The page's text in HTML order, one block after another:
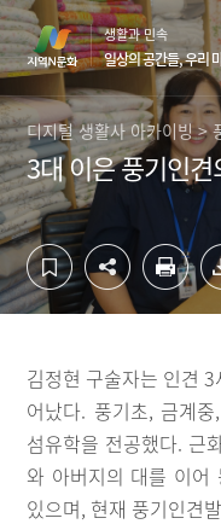
컨
텐
츠
영
역
바
로
가
기
하
단
영
역
바
로
가
기
생활과 민속
일상의 공간들, 우리
디지털 생활사 아카이빙 >
3대 이은 풍기인
김정현 구술자는 인견
어났다. 풍기초, 금계
섬유학을 전공했다. 근
와 아버지의 대를 이어
있으며, 현재 풍기인견